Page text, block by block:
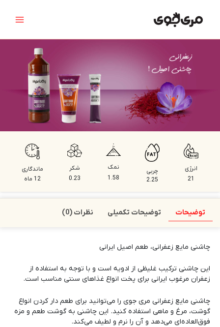
Menu
انرژی
21
چربی
2.25
نمک
1.58
شکر
0.23
ماندگاری
12 ماه
توضیحات توضیحات تکمیلی نظرات (0)
چاشنی مایع زعفرانی، طعم اصیل ایرانی
این چاشنی ترکیب غلیظی از ادویه است و با توجه به استفاده از
زعفران مرغوب ایرانی برای پخت انواع غذاهای سنتی مناسب است.
چاشنی مایع زعفرانی مری جوی را می‌توانید برای طعم دار کردن انواع
گوشت، مرغ و ماهی استفاده کنید. این چاشنی به گوشت طعم و مزه
فوق‌العاده‌ای می‌دهد و آن را نرم و لطیف می‌کند.